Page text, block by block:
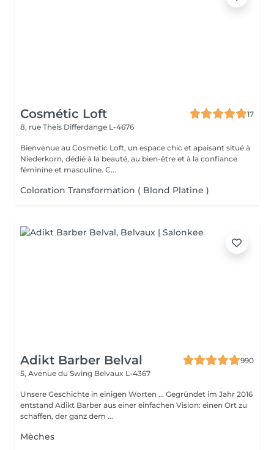
Cosmétic Loft
17
8, rue Theis Differdange L-4676
Bienvenue au Cosmetic Loft, un espace chic et apaisant situé à
Niederkorn, dédié à la beauté, au bien-être et à la confiance
féminine et masculine. C...
Coloration Transformation ( Blond Platine )
Adikt Barber Belval
990
5, Avenue du Swing Belvaux L-4367
Unsere Geschichte in einigen Worten ... Gegründet im Jahr 2016
entstand Adikt Barber aus einer einfachen Vision: einen Ort zu
schaffen, der ganz dem ...
Mèches